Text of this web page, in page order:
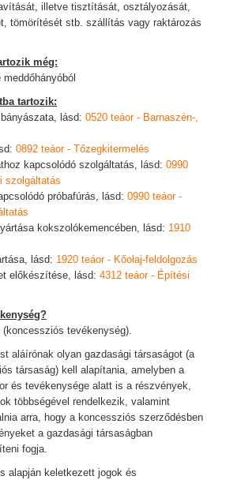
illetve tisztítását, osztályozását,
tömörítését stb. szállítás vagy raktározás
még:
tartozik:
lásd: 0520 teáor - Barnaszén-,
0892 teáor - Tőzegkitermelés
kapcsolódó szolgáltatás, lásd: 0990
szolgáltatás
próbafúrás, lásd: 0990 teáor -
kokszolókemencében, lásd: 1910
lásd: 1920 teáor - Kőolaj-feldolgozás
előkészítése, lásd: 4312 teáor - Építési
tevékenység).
aláírónak olyan gazdasági társaságot (a
társaság) kell alapítania, amelyben a
és tevékenysége alatt is a részvények,
többségével rendelkezik, valamint
arra, hogy a koncessziós szerződésben
a gazdasági társaságban
fogja.
alapján keletkezett jogok és